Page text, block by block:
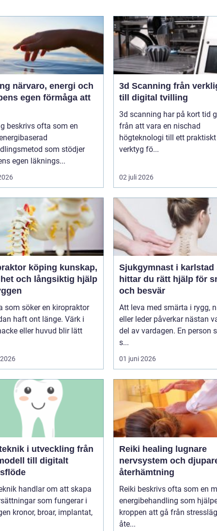
och
egen förmåga att
beskrivs ofta som en
som stödjer
egen läknings...
3d Scanning från verklighet
till digital tvilling
3d scanning har på kort tid
från att vara en nischad
högteknologi till ett praktiskt
verktyg fö...
02 juli 2026
köping kunskap,
och långsiktig hjälp
som söker en kiropraktor
haft ont länge. Värk i
eller huvud blir lätt
Sjukgymnast i karlstad så
hittar du rätt hjälp för
och besvär
Att leva med smärta i rygg,
eller leder påverkar nästan
del av vardagen. En person
s...
01 juni 2026
i utveckling från
till digitalt
handlar om att skapa
som fungerar i
Reiki healing lugnare
nervsystem och
återhämtning
Reiki beskrivs ofta som en
energibehandling som
kroppen att gå från
åte...